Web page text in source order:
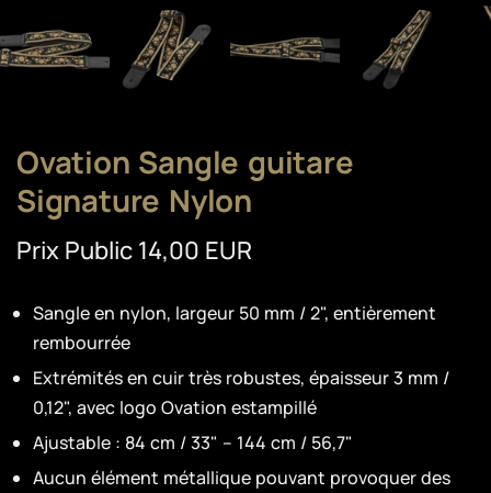
Ovation Sangle guitare
Signature Nylon
Prix Public 14,00 EUR
Sangle en nylon, largeur 50 mm / 2", entièrement
rembourrée
Extrémités en cuir très robustes, épaisseur 3 mm /
0,12", avec logo Ovation estampillé
Ajustable : 84 cm / 33" – 144 cm / 56,7"
Aucun élément métallique pouvant provoquer des